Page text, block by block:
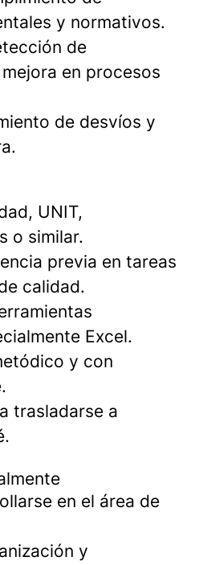
y normativos.
de
en procesos
de desvíos y
UNIT,
o similar.
previa en tareas
calidad.
Excel.
y con
trasladarse a
en el área de
y